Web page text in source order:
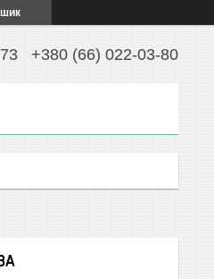
+380 (66) 022-03-80